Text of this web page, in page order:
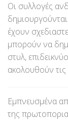
Οι συλλογές
έχουν
μπορούν να
στυλ,
ακολουθούν
Εμπνευσμένα
της